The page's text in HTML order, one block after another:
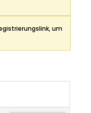
um